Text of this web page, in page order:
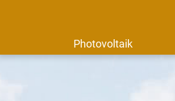
Photovoltaik